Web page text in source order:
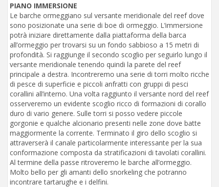
PIANO IMMERSIONE
Le barche ormeggiano sul versante meridionale del reef dove
sono posizionate una serie di boe di ormeggio. L’immersione
potrà iniziare direttamente dalla piattaforma della barca
all’ormeggio per trovarsi su un fondo sabbioso a 15 metri di
profondità. Si raggiunge il secondo scoglio per seguirlo lungo il
versante meridionale tenendo quindi la parete del reef
principale a destra. Incontreremo una serie di torri molto ricche
di pesce di superficie e piccoli anfratti con gruppi di pesci
corallini all’interno. Una volta raggiunto il versante nord del reef
osserveremo un evidente scoglio ricco di formazioni di corallo
duro di vario genere. Sulle torri si posso vedere piccole
gorgonie e qualche alcionario presenti nelle zone dove batte
maggiormente la corrente. Terminato il giro dello scoglio si
attraverserà il canale particolarmente interessante per la sua
conformazione composta da stratificazioni di tavolati corallini.
Al termine della passe ritroveremo le barche all’ormeggio.
Molto bello per gli amanti dello snorkeling che potranno
incontrare tartarughe e i delfini.